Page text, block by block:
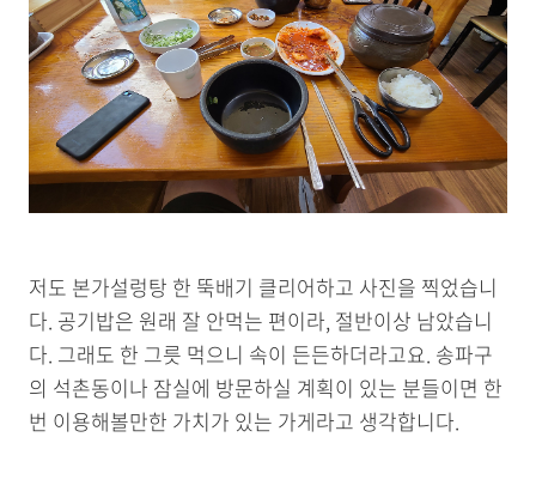
저도 본가설렁탕 한 뚝배기 클리어하고 사진을 찍었습니
다. 공기밥은 원래 잘 안먹는 편이라, 절반이상 남았습니
다. 그래도 한 그릇 먹으니 속이 든든하더라고요. 송파구
의 석촌동이나 잠실에 방문하실 계획이 있는 분들이면 한
번 이용해볼만한 가치가 있는 가게라고 생각합니다.